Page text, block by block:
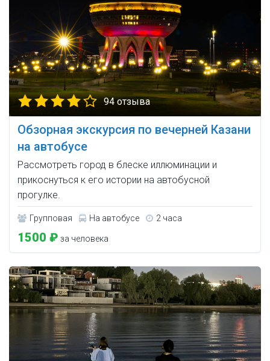
94 отзыва
Обзорная экскурсия по вечерней Казани
на автобусе
Рассмотреть город в блеске иллюминации и
прикоснуться к его истории на автобусной
прогулке.
Групповая На автобусе 2 часа
1500 ₽ за человека